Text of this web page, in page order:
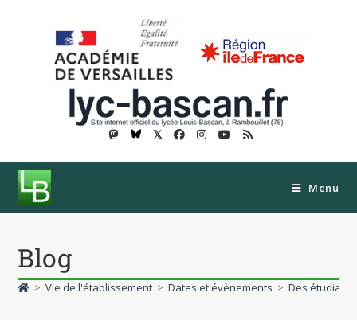
𝕏
Menu
Blog
> Vie de l'établissement > Dates et évènements > Des